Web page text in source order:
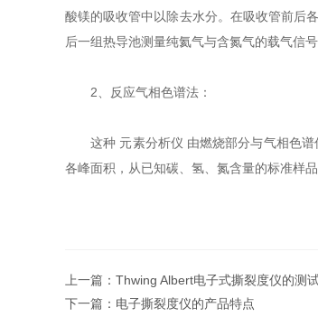
酸镁的吸收管中以除去水分。在吸收管前后
后一组热导池测量纯氦气与含氮气的载气信
2、反应气相色谱法：
这种 元素分析仪 由燃烧部分与气相色谱
各峰面积，从已知碳、氢、氮含量的标准样
上一篇： Thwing Albert电子式撕裂度仪的测
下一篇： 电子撕裂度仪的产品特点